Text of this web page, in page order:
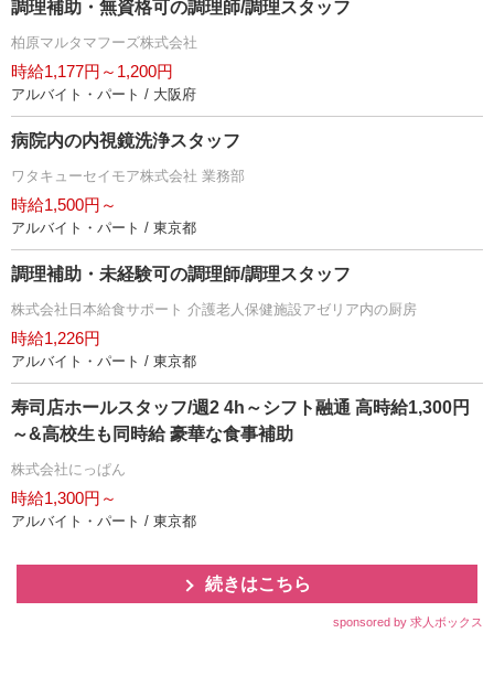
調理補助・無資格可の調理師/調理スタッフ
柏原マルタマフーズ株式会社
時給1,177円～1,200円
アルバイト・パート / 大阪府
病院内の内視鏡洗浄スタッフ
ワタキューセイモア株式会社 業務部
時給1,500円～
アルバイト・パート / 東京都
調理補助・未経験可の調理師/調理スタッフ
株式会社日本給食サポート 介護老人保健施設アゼリア内の厨房
時給1,226円
アルバイト・パート / 東京都
寿司店ホールスタッフ/週2 4h～シフト融通 高時給1,300円
～&高校生も同時給 豪華な食事補助
株式会社にっぱん
時給1,300円～
アルバイト・パート / 東京都
続きはこちら
sponsored by 求人ボックス